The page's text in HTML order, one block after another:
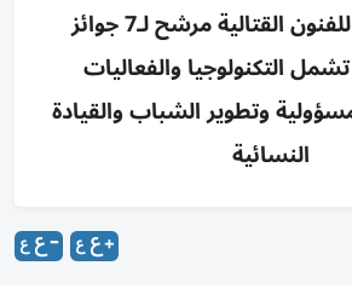
نادي الفجيرة للفنون القتالية مرشح لـ7 جوائز
SPIA 2026 تشمل التكنولوجيا والفعاليات
وتطوير الشباب والقيادة
النسائية